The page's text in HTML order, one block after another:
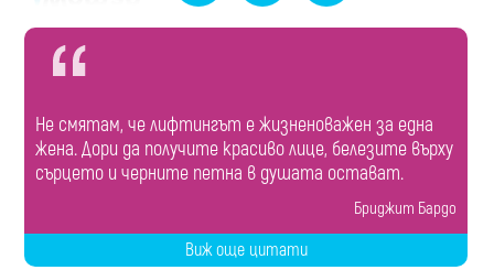
Не смятам, че лифтингът е жизненоважен за една
жена. Дори да получите красиво лице, белезите върху
сърцето и черните петна в душата остават.
Бриджит Бардо
Виж още цитати